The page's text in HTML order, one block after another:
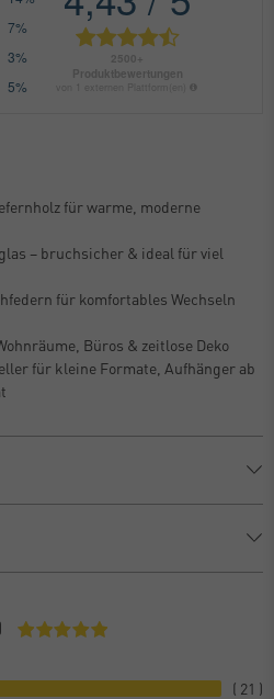
für warme, moderne
– bruchsicher & ideal für viel
für komfortables Wechseln
Büros & zeitlose Deko
für kleine Formate, Aufhänger ab
21